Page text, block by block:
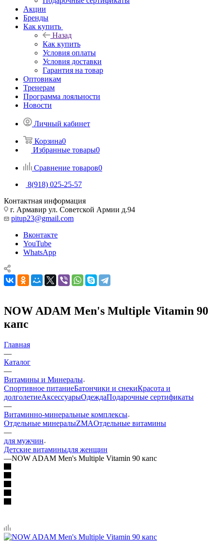
Акции
Бренды
Как купить
Назад
Как купить
Условия оплаты
Условия доставки
Гарантия на товар
Оптовикам
Тренерам
Программа лояльности
Новости
Личный кабинет
Корзина0
Избранные товары0
Сравнение товаров0
8(918) 025-25-57
Контактная информация
г. Армавир ул. Советской Армии д.94
pitup23@gmail.com
Вконтакте
YouTube
WhatsApp
NOW ADAM Men's Multiple Vitamin 90
капс
Главная
—
Каталог
—
Витамины и Минералы
Спортивное питаниеБатончики и снекиКрасота и
долголетиеАксессуарыОдеждаПодарочные сертификаты
—
Витаминно-минеральные комплексы
Отдельные минералыZMAОтдельные витамины
—
для мужчин
Детские витаминыдля женщин
—NOW ADAM Men's Multiple Vitamin 90 капс